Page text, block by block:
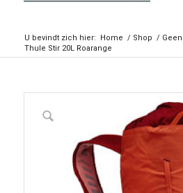
U bevindt zich hier: Home / Shop /
Thule Stir 20L Roarange